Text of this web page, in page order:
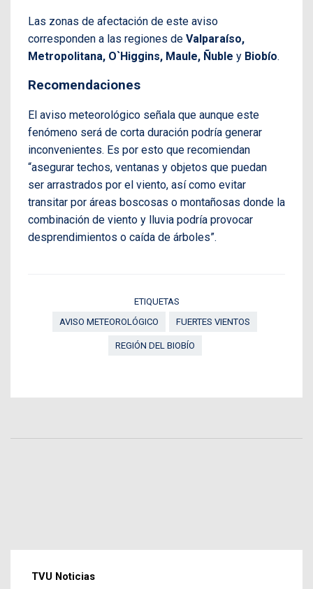
Las zonas de afectación de este aviso
corresponden a las regiones de Valparaíso,
Metropolitana, O`Higgins, Maule, Ñuble y Biobío.
Recomendaciones
El aviso meteorológico señala que aunque este
fenómeno será de corta duración podría generar
inconvenientes. Es por esto que recomiendan
“asegurar techos, ventanas y objetos que puedan
ser arrastrados por el viento, así como evitar
transitar por áreas boscosas o montañosas donde la
combinación de viento y lluvia podría provocar
desprendimientos o caída de árboles”.
ETIQUETAS
AVISO METEOROLÓGICO
FUERTES VIENTOS
REGIÓN DEL BIOBÍO
TVU Noticias